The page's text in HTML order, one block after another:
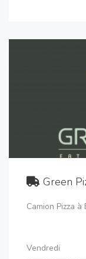
Green
Camion Pizza
Vendredi